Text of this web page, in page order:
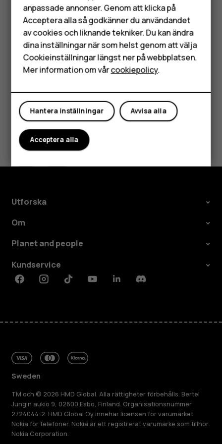
Tillbehör
HMD Terra M
Surfplattor
höga byggnader. Om du befinner dig på en plats där
användningen av Wi-Fi är begränsad kan du stänga av
trådlösa nätverk i telefoninställningarna.
Tryck påInställningar>Säkerhet och positionoch välj På
Position.
Var detta till hjälp?
Utforska
Om
Planet and people
Kundservice
FacebookInstagramTiktokYoutubeLinkedinDiscord
Sweden
TM och © 2026 HMD Global. Alla rättigheter förbehålls. Bertel
Jungin aukio 9, 02600 Esbo, Finland. Organisationsnummer
2724044-2. HMD Global Oy innehar licensen för varumärket
Nokia för telefoner. Nokia är ett registrerat varumärke som tillhör
Nokia Corporation.
anpassade annonser. Genom att klicka på
Acceptera alla så godkänner du användandet
av cookies och liknande tekniker. Du kan ändra
dina inställningar när som helst genom att välja
Cookieinställningar längst ner på webbplatsen.
Mer information om vårcookiepolicy.
Avvisa alla
Hantera inställningar
Acceptera alla